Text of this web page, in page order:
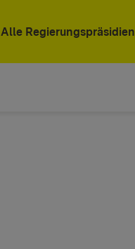
Alle Regierungspräsidien